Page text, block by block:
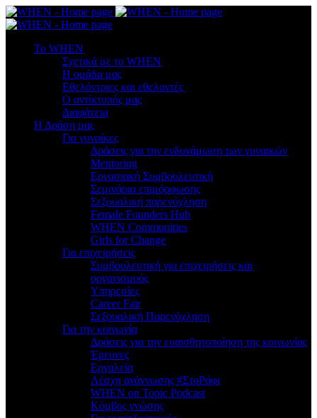
To WHEN
Σχετικά με το WHEN
Η ομάδα μας
Εθελόντριες και εθελοντές
Ο αντίκτυπός μας
Διαφάνεια
Η Δράση μας
Για γυναίκες
Δράσεις για την ενδυνάμωση των γυναικών
Mentoring
Εργασιακή Συμβουλευτική
Σεμινάρια επιμόρφωσης
Σεξουαλική παρενόχληση
Female Founders Hub
WHEN Communities
Girls for Change
Για επιχειρήσεις
Συμβουλευτική για επιχειρήσεις και
οργανισμούς
Υπηρεσίες
Career Fair
Σεξουαλική Παρενόχληση
Για την κοινωνία
Δράσεις για την ευαισθητοποίηση της κοινωνίας
Έρευνες
Εργαλεία
Λέσχη ανάγνωσης #ΣτοΡάφι
WHEN on Topic Podcast
Κόμβος γνώσης